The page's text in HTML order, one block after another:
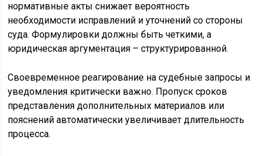
нормативные акты снижает вероятность
необходимости исправлений и уточнений со стороны
суда. Формулировки должны быть четкими, а
юридическая аргументация – структурированной.
Своевременное реагирование на судебные запросы и
уведомления критически важно. Пропуск сроков
представления дополнительных материалов или
пояснений автоматически увеличивает длительность
процесса.